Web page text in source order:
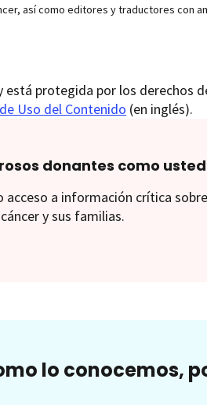
así como editores y traductores con
protegida por los derechos
Uso del Contenido (en inglés).
donantes como
a información crítica
y sus familias.
lo conocemos,